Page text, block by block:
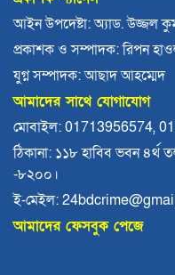
পর্যটন ব্যবসা
বরগুনায় মৃত
আলমগীর
ববি
আসামি
ঝালকাঠি
আইন উপদেষ্টা: অ্যাড. উজ্জল
প্রকাশক ও সম্পাদক: রিপন
যুগ্ন সম্পাদক: আছাদ আহম্মেদ
আমাদের সাথে যোগাযোগ
মোবাইল: 01713956574,
ঠিকানা: ১১৮ হাবিব ভবন ৪র্থ
-৮২০০।
ই-মেইল:
আমাদের ফেসবুক পেজে